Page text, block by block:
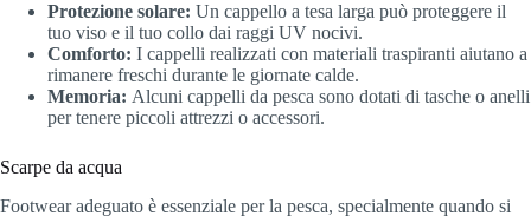
Protezione solare: Un cappello a tesa larga può proteggere il
tuo viso e il tuo collo dai raggi UV nocivi.
Comforto: I cappelli realizzati con materiali traspiranti aiutano a
rimanere freschi durante le giornate calde.
Memoria: Alcuni cappelli da pesca sono dotati di tasche o anelli
per tenere piccoli attrezzi o accessori.
Scarpe da acqua
Footwear adeguato è essenziale per la pesca, specialmente quando si